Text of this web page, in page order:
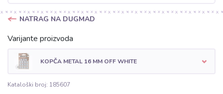
NATRAG NA DUGMAD
Varijante proizvoda
KOPČA METAL 16 MM OFF WHITE
Kataloški broj: 185607